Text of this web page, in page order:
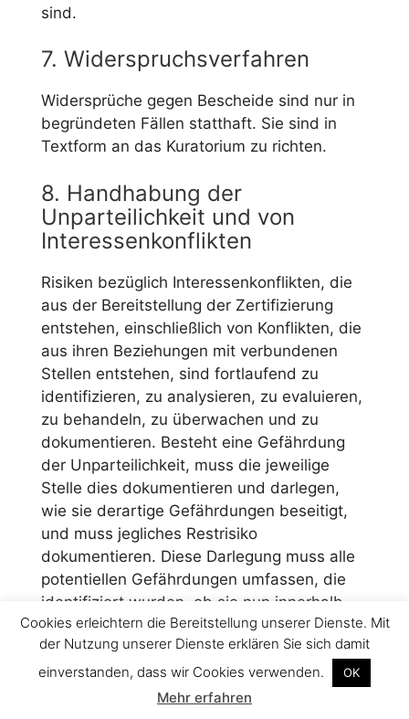
sind.
7. Widerspruchsverfahren
Widersprüche gegen Bescheide sind nur in
begründeten Fällen statthaft. Sie sind in
Textform an das Kuratorium zu richten.
8. Handhabung der
Unparteilichkeit und von
Interessenkonflikten
Risiken bezüglich Interessenkonflikten, die
aus der Bereitstellung der Zertifizierung
entstehen, einschließlich von Konflikten, die
aus ihren Beziehungen mit verbundenen
Stellen entstehen, sind fortlaufend zu
identifizieren, zu analysieren, zu evaluieren,
zu behandeln, zu überwachen und zu
dokumentieren. Besteht eine Gefährdung
der Unparteilichkeit, muss die jeweilige
Stelle dies dokumentieren und darlegen,
wie sie derartige Gefährdungen beseitigt,
und muss jegliches Restrisiko
dokumentieren. Diese Darlegung muss alle
potentiellen Gefährdungen umfassen, die
identifiziert wurden, ob sie nun innerhalb
des Verfahrens selbst oder aus den
Tätigkeiten anderer Personen, Stellen oder
Organisationen entstehen. Wenn eine
Beziehung mit einer verbundenen Stelle
Cookies erleichtern die Bereitstellung unserer Dienste. Mit
der Nutzung unserer Dienste erklären Sie sich damit
einverstanden, dass wir Cookies verwenden.
OK
Mehr erfahren